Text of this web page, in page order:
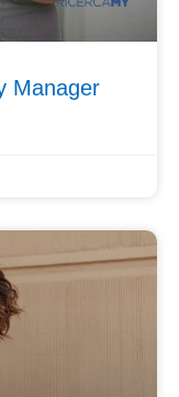
Manager